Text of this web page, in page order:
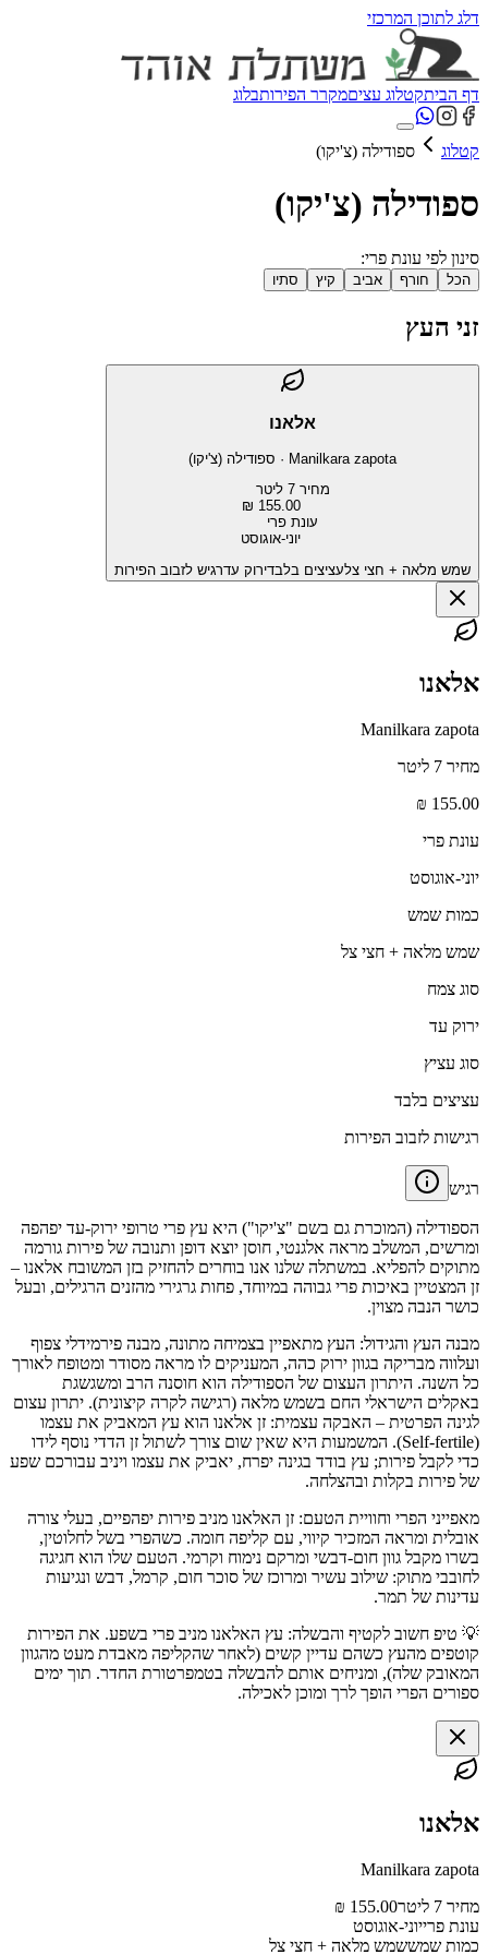
דלג לתוכן המרכזי
דף הביתקטלוג עציםמקרר הפירותבלוג
קטלוג ספודילה (צ'יקו)
ספודילה (צ'יקו)
סינון לפי עונת פרי:
הכל חורף אביב קיץ סתיו
זני העץ
אלאנו
Manilkara zapota
· ספודילה (צ'יקו)
מחיר 7 ליטר
155.00 ₪
עונת פרי
יוני-אוגוסט
שמש מלאה + חצי צלעציצים בלבדירוק עדרגיש לזבוב הפירות
אלאנו
Manilkara zapota
מחיר 7 ליטר
155.00 ₪
עונת פרי
יוני-אוגוסט
כמות שמש
שמש מלאה + חצי צל
סוג צמח
ירוק עד
סוג עציץ
עציצים בלבד
רגישות לזבוב הפירות
רגיש
הספודילה (המוכרת גם בשם "צ'יקו") היא עץ פרי טרופי ירוק-עד יפהפה
ומרשים, המשלב מראה אלגנטי, חוסן יוצא דופן ותנובה של פירות גורמה
מתוקים להפליא. במשתלה שלנו אנו בוחרים להחזיק בזן המשובח אלאנו –
זן המצטיין באיכות פרי גבוהה במיוחד, פחות גרגירי מהזנים הרגילים, ובעל
כושר הנבה מצוין.
מבנה העץ והגידול: העץ מתאפיין בצמיחה מתונה, מבנה פירמידלי צפוף
ועלווה מבריקה בגוון ירוק כהה, המעניקים לו מראה מסודר ומטופח לאורך
כל השנה. היתרון העצום של הספודילה הוא חוסנה הרב ומשגשגת
באקלים הישראלי החם בשמש מלאה (רגישה לקרה קיצונית). יתרון עצום
לגינה הפרטית – האבקה עצמית: זן אלאנו הוא עץ המאביק את עצמו
(Self-fertile). המשמעות היא שאין שום צורך לשתול זן הדדי נוסף לידו
כדי לקבל פירות; עץ בודד בגינה יפרח, יאביק את עצמו ויניב עבורכם שפע
של פירות בקלות ובהצלחה.
מאפייני הפרי וחוויית הטעם: זן האלאנו מניב פירות יפהפיים, בעלי צורה
אובלית ומראה המזכיר קיווי, עם קליפה חומה. כשהפרי בשל לחלוטין,
בשרו מקבל גוון חום-דבשי ומרקם נימוח וקרמי. הטעם שלו הוא חגיגה
לחובבי מתוק: שילוב עשיר ומרוכז של סוכר חום, קרמל, דבש ונגיעות
עדינות של תמר.
💡 טיפ חשוב לקטיף והבשלה: עץ האלאנו מניב פרי בשפע. את הפירות
קוטפים מהעץ כשהם עדיין קשים (לאחר שהקליפה מאבדת מעט מהגוון
המאובק שלה), ומניחים אותם להבשלה בטמפרטורת החדר. תוך ימים
ספורים הפרי הופך לרך ומוכן לאכילה.
אלאנו
Manilkara zapota
מחיר 7 ליטר
155.00 ₪
עונת פרייוני-אוגוסט
כמות שמששמש מלאה + חצי צל